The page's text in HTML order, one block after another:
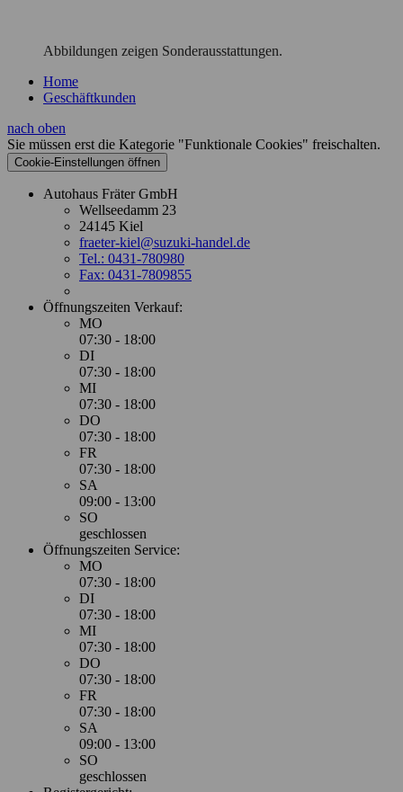
Abbildungen zeigen Sonderausstattungen.
Home
Geschäftkunden
nach oben
Sie müssen erst die Kategorie "Funktionale Cookies" freischalten.
Cookie‑Einstellungen öffnen
Autohaus Fräter GmbH
Wellseedamm 23
24145 Kiel
fraeter-kiel@suzuki-handel.de
Tel.: 0431-780980
Fax: 0431-7809855
Öffnungszeiten Verkauf:
MO
07:30 - 18:00
DI
07:30 - 18:00
MI
07:30 - 18:00
DO
07:30 - 18:00
FR
07:30 - 18:00
SA
09:00 - 13:00
SO
geschlossen
Öffnungszeiten Service:
MO
07:30 - 18:00
DI
07:30 - 18:00
MI
07:30 - 18:00
DO
07:30 - 18:00
FR
07:30 - 18:00
SA
09:00 - 13:00
SO
geschlossen